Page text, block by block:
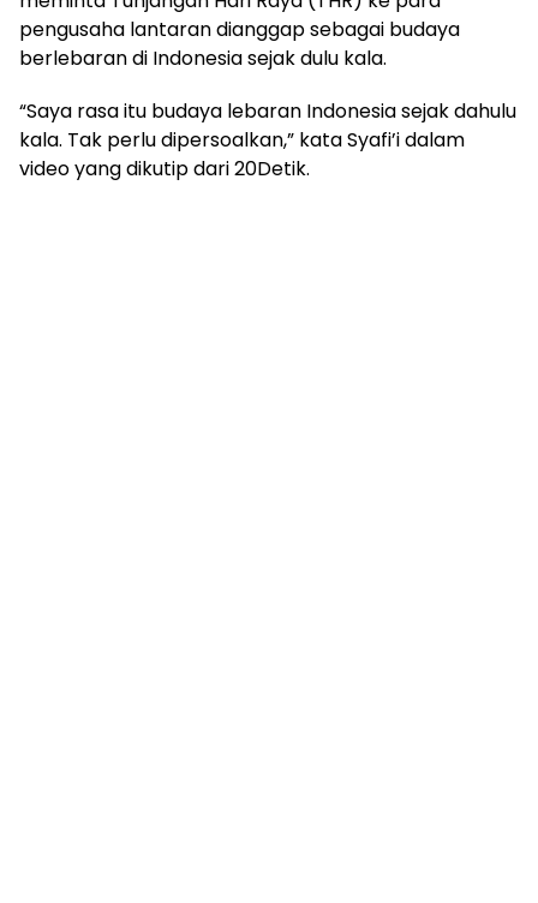
pengusaha lantaran dianggap sebagai budaya
berlebaran di Indonesia sejak dulu kala.
“Saya rasa itu budaya lebaran Indonesia sejak dahulu
kala. Tak perlu dipersoalkan,” kata Syafi’i dalam
video yang dikutip dari 20Detik.